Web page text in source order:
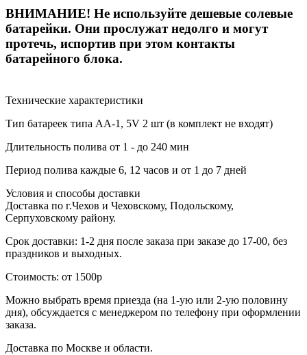
ВНИМАНИЕ! Не используйте дешевые солевые
батарейки. Они прослужат недолго и могут
протечь, испортив при этом контакты
батарейного блока.
Технические характеристики
Тип батареек типа АА-1, 5V 2 шт (в комплект не входят)
Длительность полива от 1 - до 240 мин
Период полива каждые 6, 12 часов и от 1 до 7 дней
Условия и способы доставки
Доставка по г.Чехов и Чеховскому, Подольскому,
Серпуховскому району.
Срок доставки: 1-2 дня после заказа при заказе до 17-00, без
праздников и выходных.
Стоимость: от 1500р
Можно выбрать время приезда (на 1-ую или 2-ую половину
дня), обсуждается с менеджером по телефону при оформлении
заказа.
Доставка по Москве и области.